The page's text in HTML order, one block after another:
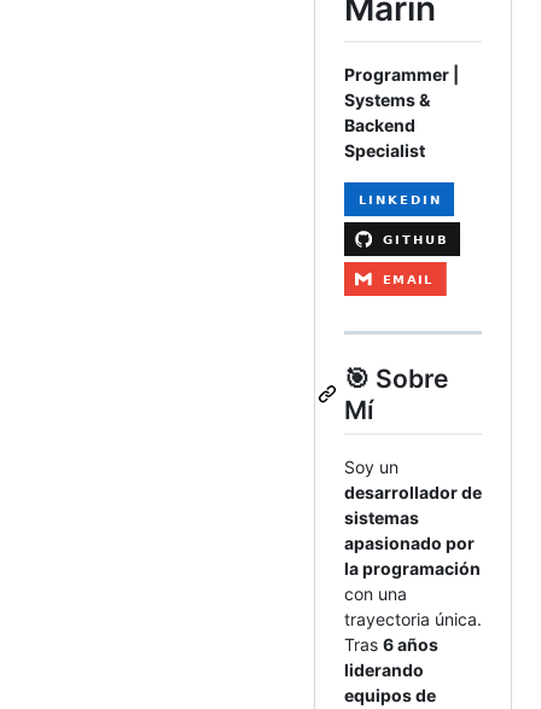
Marín
Programmer |
Systems &
Backend
Specialist
🎯 Sobre
Mí
Soy un
desarrollador de
sistemas
apasionado por
la programación
con una
trayectoria única.
Tras 6 años
liderando
equipos de